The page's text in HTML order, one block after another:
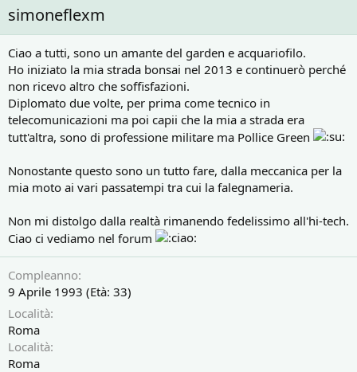
simoneflexm
Ciao a tutti, sono un amante del garden e acquariofilo.
Ho iniziato la mia strada bonsai nel 2013 e continuerò perché
non ricevo altro che soffisfazioni.
Diplomato due volte, per prima come tecnico in
telecomunicazioni ma poi capii che la mia a strada era
tutt'altra, sono di professione militare ma Pollice Green
Nonostante questo sono un tutto fare, dalla meccanica per la
mia moto ai vari passatempi tra cui la falegnameria.
Non mi distolgo dalla realtà rimanendo fedelissimo all'hi-tech.
Ciao ci vediamo nel forum
Compleanno
9 Aprile 1993 (Età: 33)
Località
Roma
Località
Roma